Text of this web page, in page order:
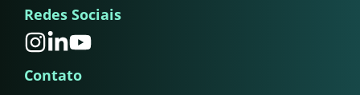
Redes Sociais
Contato